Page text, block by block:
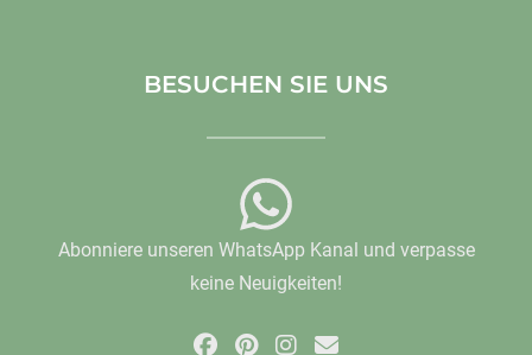
BESUCHEN SIE UNS
Abonniere unseren WhatsApp Kanal und verpasse
keine Neuigkeiten!